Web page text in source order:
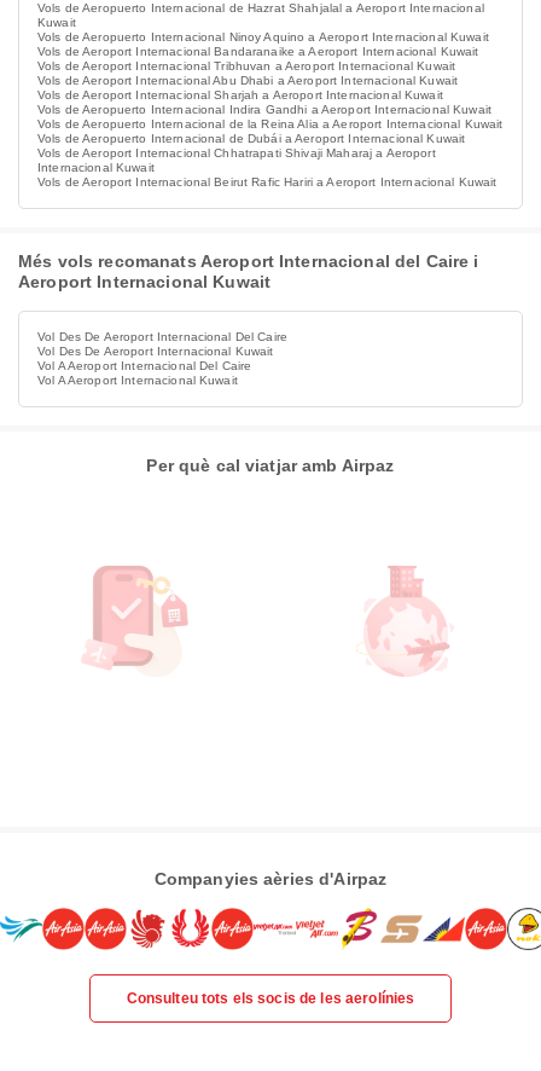
Vols de Aeropuerto Internacional de Hazrat Shahjalal a Aeroport Internacional
Kuwait
Vols de Aeropuerto Internacional Ninoy Aquino a Aeroport Internacional Kuwait
Vols de Aeroport Internacional Bandaranaike a Aeroport Internacional Kuwait
Vols de Aeroport Internacional Tribhuvan a Aeroport Internacional Kuwait
Vols de Aeroport Internacional Abu Dhabi a Aeroport Internacional Kuwait
Vols de Aeroport Internacional Sharjah a Aeroport Internacional Kuwait
Vols de Aeropuerto Internacional Indira Gandhi a Aeroport Internacional Kuwait
Vols de Aeropuerto Internacional de la Reina Alia a Aeroport Internacional Kuwait
Vols de Aeropuerto Internacional de Dubái a Aeroport Internacional Kuwait
Vols de Aeroport Internacional Chhatrapati Shivaji Maharaj a Aeroport
Internacional Kuwait
Vols de Aeroport Internacional Beirut Rafic Hariri a Aeroport Internacional Kuwait
Més vols recomanats Aeroport Internacional del Caire i
Aeroport Internacional Kuwait
Vol Des De Aeroport Internacional Del Caire
Vol Des De Aeroport Internacional Kuwait
Vol A Aeroport Internacional Del Caire
Vol A Aeroport Internacional Kuwait
Per què cal viatjar amb Airpaz
Companyies aèries d'Airpaz
Consulteu tots els socis de les aerolínies